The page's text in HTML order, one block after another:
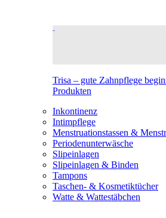
Trisa – gute Zahnpflege
Produkten
Inkontinenz
Intimpflege
Menstruationstassen &
Periodenunterwäsche
Slipeinlagen
Slipeinlagen & Binden
Tampons
Taschen- & Kosmetiktücher
Watte & Wattestäbchen